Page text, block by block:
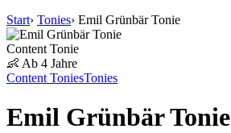
Start› Tonies› Emil Grünbär Tonie
Content Tonie
👶 Ab 4 Jahre
Content ToniesTonies
Emil Grünbär Tonie